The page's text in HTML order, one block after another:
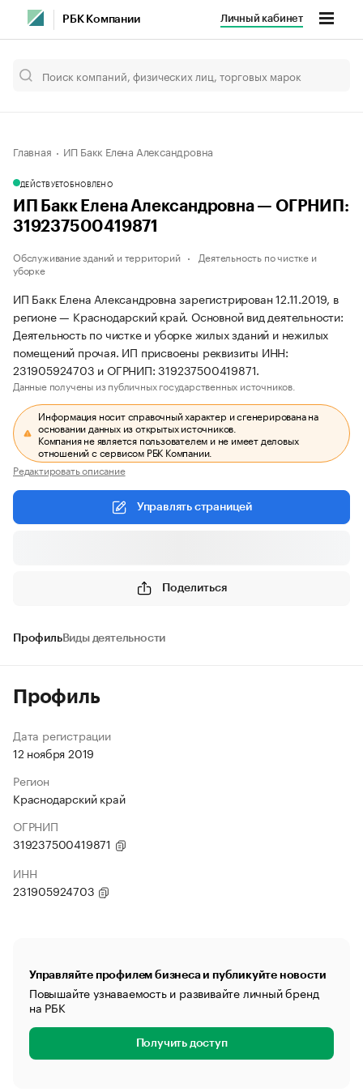
РБК Компании Личный кабинет
Главная ИП Бакк Елена Александровна
ДЕЙСТВУЕТОБНОВЛЕНО
ИП Бакк Елена Александровна — ОГРНИП:
319237500419871
Обслуживание зданий и территорий
Деятельность по чистке и
уборке
ИП Бакк Елена Александровна зарегистрирован 12.11.2019, в
регионе — Краснодарский край. Основной вид деятельности:
Деятельность по чистке и уборке жилых зданий и нежилых
помещений прочая. ИП присвоены реквизиты ИНН:
231905924703 и ОГРНИП: 319237500419871.
Данные получены из публичных государственных источников.
Информация носит справочный характер и сгенерирована на
основании данных из открытых источников.
Компания не является пользователем и не имеет деловых
отношений с сервисом РБК Компании.
Редактировать описание
Управлять страницей
Поделиться
ПрофильВиды деятельности
Профиль
Дата регистрации
12 ноября 2019
Регион
Краснодарский край
ОГРНИП
319237500419871
ИНН
231905924703
Управляйте профилем бизнеса и публикуйте новости
Повышайте узнаваемость и развивайте личный бренд
на РБК
Получить доступ